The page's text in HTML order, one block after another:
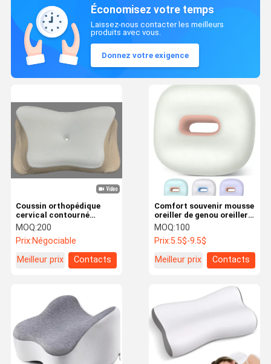
Économisez votre temps
Laissez-nous contacter les meilleurs
produits avec vous.
Donnez votre exigence
Comfort souvenir mousse
oreiller de genou oreillers
respirants non toxiques
pour les jambes
MOQ:100
Prix:5.5$-9.5$
Meilleur prix
Contacts
Coussin orthopédique
cervical contourné
respirant, facile à
nettoyer avec un
coussinet
MOQ:200
Prix:Négociable
Meilleur prix
Contacts